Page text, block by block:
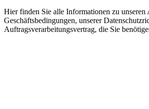
Hier finden Sie alle Informationen zu unseren
Geschäftsbedingungen, unserer
Auftragsverarbeitungsvertrag, die Sie